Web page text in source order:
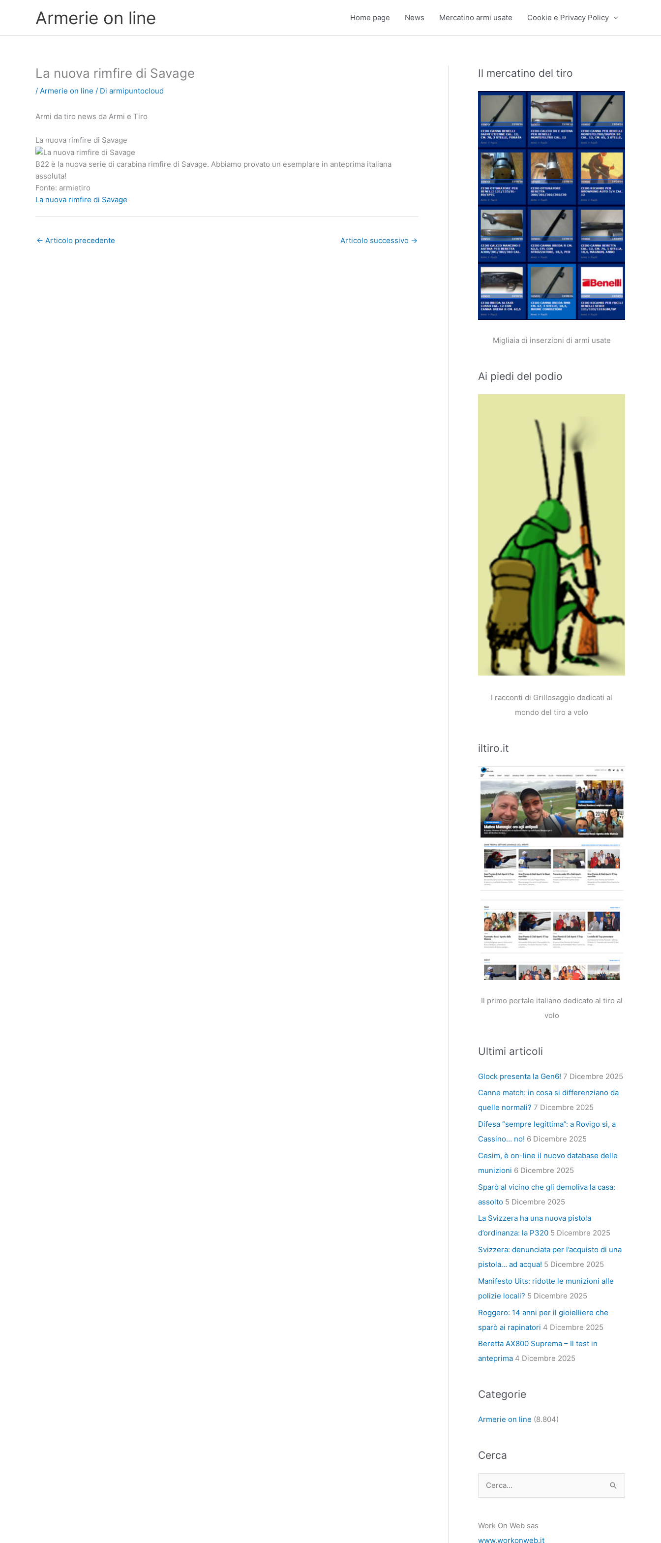
Armerie on line Home page News Mercatino armi usate Cookie e Privacy Policy
La nuova rimfire di Savage
/ Armerie on line / Di armipuntocloud
Armi da tiro news da Armi e Tiro
La nuova rimfire di Savage
B22 è la nuova serie di carabina rimfire di Savage. Abbiamo provato un esemplare in anteprima italiana
assoluta!
Fonte: armietiro
La nuova rimfire di Savage
← Articolo precedente Articolo successivo →
Il mercatino del tiro
Migliaia di inserzioni di armi usate
Ai piedi del podio
I racconti di Grillosaggio dedicati al
mondo del tiro a volo
iltiro.it
Il primo portale italiano dedicato al tiro al
volo
Ultimi articoli
Glock presenta la Gen6! 7 Dicembre 2025
Canne match: in cosa si differenziano da
quelle normali? 7 Dicembre 2025
Difesa “sempre legittima”: a Rovigo sì, a
Cassino… no! 6 Dicembre 2025
Cesim, è on-line il nuovo database delle
munizioni 6 Dicembre 2025
Sparò al vicino che gli demoliva la casa:
assolto 5 Dicembre 2025
La Svizzera ha una nuova pistola
d’ordinanza: la P320 5 Dicembre 2025
Svizzera: denunciata per l’acquisto di una
pistola… ad acqua! 5 Dicembre 2025
Manifesto Uits: ridotte le munizioni alle
polizie locali? 5 Dicembre 2025
Roggero: 14 anni per il gioielliere che
sparò ai rapinatori 4 Dicembre 2025
Beretta AX800 Suprema – Il test in
anteprima 4 Dicembre 2025
Categorie
Armerie on line (8.804)
Cerca
Work On Web sas
www.workonweb.it